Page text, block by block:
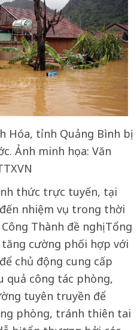
Hóa, tỉnh Quảng Bình bị
Ảnh minh họa: Văn
thức trực tuyến, tại
nhiệm vụ trong thời
Thành đề nghị Tổng
cường phối hợp với
chủ động cung cấp
quả công tác phòng,
tuyên truyền để
phòng, tránh thiên tai